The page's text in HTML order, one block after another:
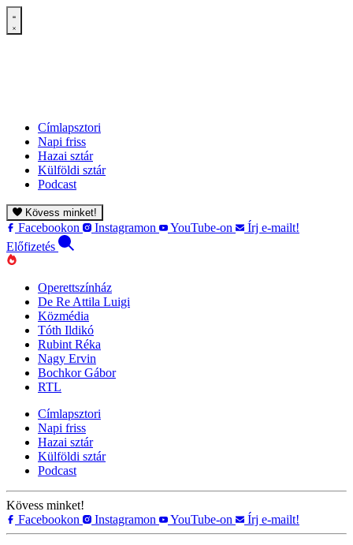
Címlapsztori
Napi friss
Hazai sztár
Külföldi sztár
Podcast
Kövess minket!
Facebookon Instagramon YouTube-on
Írj e-mailt!
Előfizetés
Operettszínház
De Re Attila Luigi
Közmédia
Tóth Ildikó
Rubint Réka
Nagy Ervin
Bochkor Gábor
RTL
Címlapsztori
Napi friss
Hazai sztár
Külföldi sztár
Podcast
Kövess minket!
Facebookon
Instagramon YouTube-on Írj e-mailt!